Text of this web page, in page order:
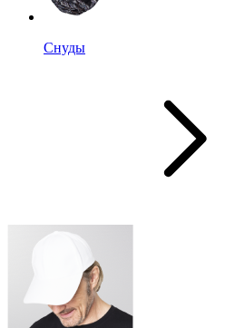
Снуды